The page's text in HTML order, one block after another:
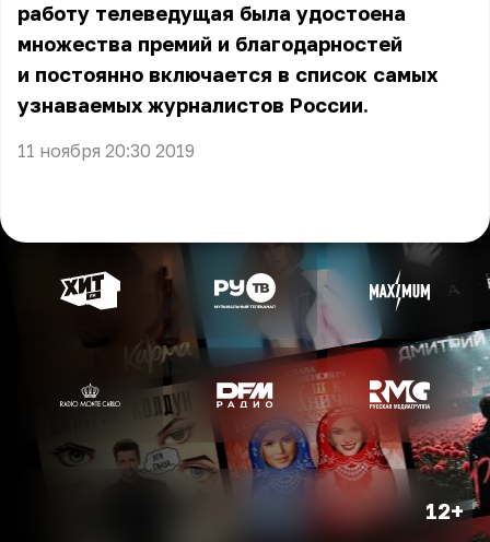
работу телеведущая была удостоена
множества премий и благодарностей
и постоянно включается в список самых
узнаваемых журналистов России.
11 ноября 20:30 2019
12+